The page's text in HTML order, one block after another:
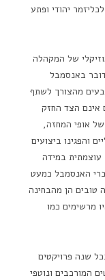
יהודי ופתע
של המקהלה
באנסמבל
מהצורך לשתף
אינם הצד החזק
אופי המחזה,
והפגינו ביצועים
במידה
האנסמבל כמעט
טובים הן מהבחינה
מרשימים כמו
שנה פרויקטים
המורכבים ונוטפי